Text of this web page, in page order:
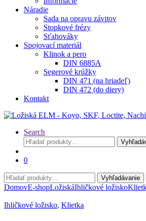
Náradie
Sada na opravu závitov
Stopkové frézy
Sťahováky
Spojovací materiál
Klinok a pero
DIN 6885A
Segerové krúžky
DIN 471 (na hriadeľ)
DIN 472 (do diery)
Kontakt
Search
Hľadať:
0
Hľadať:
Vyhľadávanie
DomovE-shopLožiskáIhličkové ložisko
Ihličkové ložisko, Klietka